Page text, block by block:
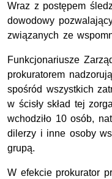
Wraz z postępem
dowodowy
związanych ze
Funkcjonariusze
prokuratorem
spośród wszystkich
w ścisły skład tej
wchodziło 10 osób,
dilerzy i inne osoby
grupą.
W efekcie prokurator